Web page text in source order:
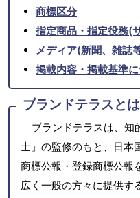
商標区分
指定商品・指定役務(
メディア(新聞、雑誌
掲載内容・掲載基準
ブランドテラスとは
ブランドテラスは、知
士」の監修のもと、日本
商標公報・登録商標公報
広く一般の方々に提供す